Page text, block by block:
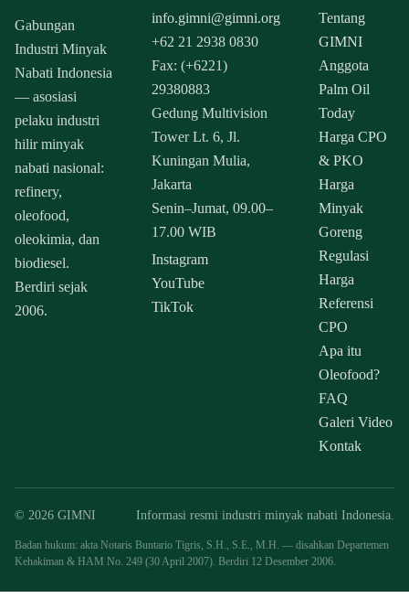
Gabungan
Industri Minyak
Nabati Indonesia
— asosiasi
pelaku industri
hilir minyak
nabati nasional:
refinery,
oleofood,
oleokimia, dan
biodiesel.
Berdiri sejak
2006.
info.gimni@gimni.org
+62 21 2938 0830
Fax: (+6221)
29380883
Gedung Multivision
Tower Lt. 6, Jl.
Kuningan Mulia,
Jakarta
Senin–Jumat, 09.00–
17.00 WIB
Instagram
YouTube
TikTok
Tentang
GIMNI
Anggota
Palm Oil
Today
Harga CPO
& PKO
Harga
Minyak
Goreng
Regulasi
Harga
Referensi
CPO
Apa itu
Oleofood?
FAQ
Galeri Video
Kontak
© 2026 GIMNI Informasi resmi industri minyak nabati Indonesia.
Badan hukum: akta Notaris Buntario Tigris, S.H., S.E., M.H. — disahkan Departemen
Kehakiman & HAM No. 249 (30 April 2007). Berdiri 12 Desember 2006.